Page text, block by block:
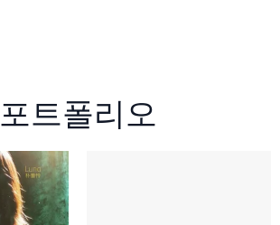
포트폴리오